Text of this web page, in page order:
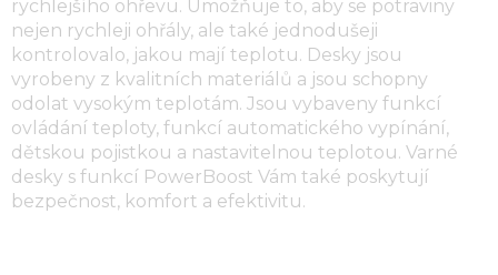
rychlejšího ohřevu. Umožňuje to, aby se potraviny
nejen rychleji ohřály, ale také jednodušeji
kontrolovalo, jakou mají teplotu. Desky jsou
vyrobeny z kvalitních materiálů a jsou schopny
odolat vysokým teplotám. Jsou vybaveny funkcí
ovládání teploty, funkcí automatického vypínání,
dětskou pojistkou a nastavitelnou teplotou. Varné
desky s funkcí PowerBoost Vám také poskytují
bezpečnost, komfort a efektivitu.